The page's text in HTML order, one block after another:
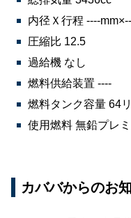
内径Ｘ行程 ----
圧縮比 12.5
過給機 なし
燃料供給装置 ----
燃料タンク容量 64
使用燃料 無鉛プレ
カババからのお